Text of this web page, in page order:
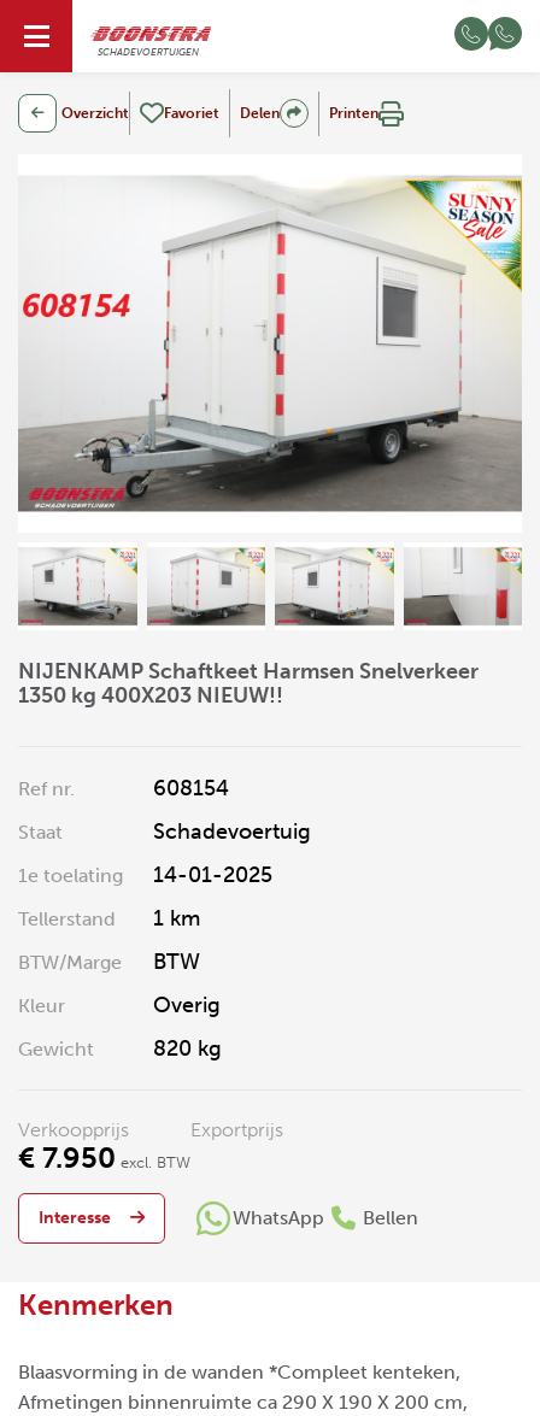
SCHADEVOERTUIGEN
NL
Overzicht Favoriet Delen Printen
NIJENKAMP Schaftkeet Harmsen Snelverkeer
1350 kg 400X203 NIEUW!!
Ref nr. 608154
Staat Schadevoertuig
1e toelating 14-01-2025
Tellerstand 1 km
BTW/Marge BTW
Kleur Overig
Gewicht 820 kg
Verkoopprijs
€ 7.950 excl. BTW
Exportprijs
Interesse WhatsApp Bellen
Kenmerken
Blaasvorming in de wanden *Compleet kenteken,
Afmetingen binnenruimte ca 290 X 190 X 200 cm,